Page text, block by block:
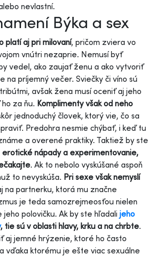
nevlastní.
Býka a sex
platí aj pri milovaní, pričom zviera vo
vnútri nezaprie. Nemusí byť
vedel, ako zaujať ženu a ako vytvoriť
na príjemný večer. Sviečky či víno sú
avšak žena musí oceniť aj jeho
za ňu. Komplimenty však od neho
jednoduchý človek, ktorý vie, čo sa
Predohra nesmie chýbať, i keď tu
a overené praktiky. Taktiež by ste
erotické nápady a experimentovanie,
. Ak to nebolo vyskúšané aspoň
to nevyskúša. Pri sexe však nemyslí
na partnerku, ktorá mu značne
je teda samozrejmeosťou nielen
polovičku. Ak by ste hľadali jeho
, tie sú v oblasti hlavy, krku a na chrbte.
aj jemné hrýzenie, ktoré ho často
vďaka ktorému je ešte viac sexuálne